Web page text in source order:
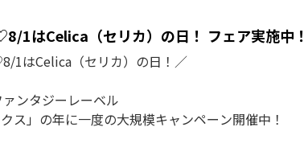
1はCelica（セリカ）の日！ フェア実施中！
1はCelica（セリカ）の日！／
ンタジーレーベル
ス」の年に一度の大規模キャンペーン開催中！